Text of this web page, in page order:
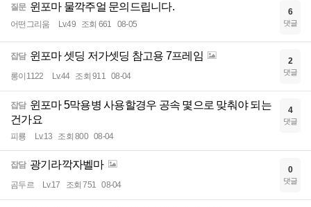
질문 윈포마 물깍주얼 문의드립니다.
어떤그리움 Lv.49 조회 661 08-05
6
댓글
잡담 윈포마 셋딩 저가셋딩 참고용 7프레임
롱이1122 Lv.44 조회 911 08-04
2
댓글
잡담 윈포마 5막용병 사용할경우 공속 몇으로 맞춰야 되는
건가요
피룡 Lv.13 조회 800 08-04
4
댓글
잡담 광기라깍자벨마
곰두르 Lv.17 조회 751 08-04
0
댓글